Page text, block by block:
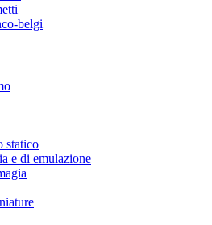
belgi
statico
e di emulazione